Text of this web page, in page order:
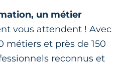
un métier
vous attendent ! Avec
métiers et près de 150
reconnus et